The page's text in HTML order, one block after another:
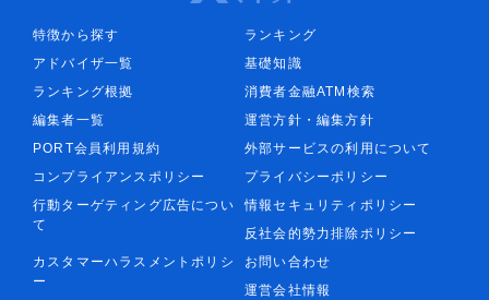
特徴から探す
ランキング
アドバイザ一覧
基礎知識
ランキング根拠
消費者金融ATM検索
編集者一覧
運営方針・編集方針
PORT会員利用規約
外部サービスの利用について
コンプライアンスポリシー
プライバシーポリシー
行動ターゲティング広告につい
て
情報セキュリティポリシー
反社会的勢力排除ポリシー
カスタマーハラスメントポリシ
ー
お問い合わせ
運営会社情報